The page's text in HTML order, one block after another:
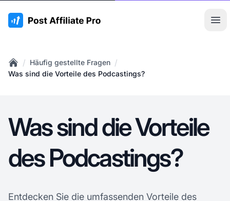
:site.title
Home
/ Häufig gestellte Fragen /
Was sind die Vorteile des Podcastings?
Was sind die Vorteile
des Podcastings?
Entdecken Sie die umfassenden Vorteile des